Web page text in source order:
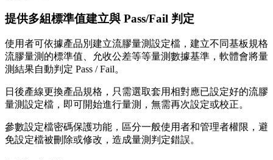
提供多組標準值建立與 Pass/Fail 判定
使用者可依據產品別建立流膠量測設定檔，建立不同基板規格
流膠量測的標準值、允收公差等等量測數據基準，軟體會將量
測結果自動判定 Pass / Fail。
日後產線更換產品規格，只需選取套用相對應已設定好的流膠
量測設定檔，即可開始進行量測，無需再次設定或校正。
參數設定檔密碼保護功能，區分一般使用者和管理者權限，避
免設定檔被刪除或修改，造成量測判定錯誤。